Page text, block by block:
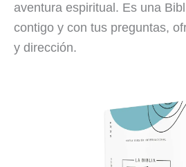
aventura espiritual. Es una
contigo y con tus preguntas,
y dirección.